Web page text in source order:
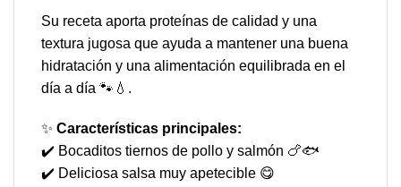
Su receta aporta proteínas de calidad y una
textura jugosa que ayuda a mantener una buena
hidratación y una alimentación equilibrada en el
día a día 🐾💧.
✨ Características principales:
✔️ Bocaditos tiernos de pollo y salmón 🍗🐟
✔️ Deliciosa salsa muy apetecible 😋